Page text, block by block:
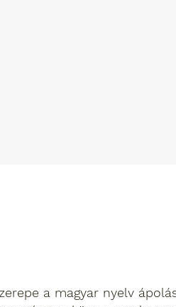
a magyar nyelv